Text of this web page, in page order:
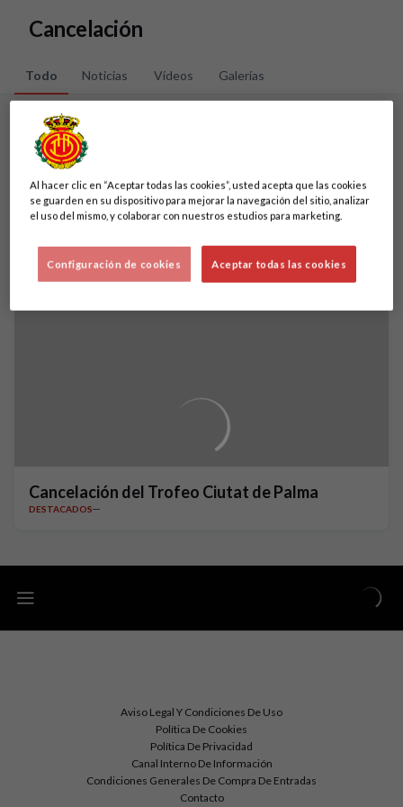
Cancelación
Todo Noticias Vídeos Galerías
Noticias
1 resultados
Cancelación del Trofeo Ciutat de Palma
DESTACADOS
Aviso Legal Y Condiciones De Uso
Política De Cookies
Política De Privacidad
Canal Interno De Información
Condiciones Generales De Compra De Entradas
Contacto
Al hacer clic en “Aceptar todas las cookies”, usted acepta que las cookies
se guarden en su dispositivo para mejorar la navegación del sitio, analizar
el uso del mismo, y colaborar con nuestros estudios para marketing.
Aceptar todas las cookies
Configuración de cookies